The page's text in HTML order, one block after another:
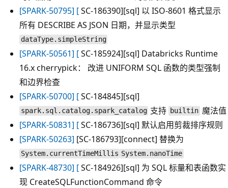
[SPARK-50795] [SC-186390][sql] 以 ISO-8601 格式显示
所有 DESCRIBE AS JSON 日期，并显示类型
dataType.simpleString
[SPARK-50561] [SC-185924][sql] Databricks Runtime
16.x cherrypick： 改进 UNIFORM SQL 函数的类型强制
和边界检查
[SPARK-50700] [SC-184845][sql]
spark.sql.catalog.spark_catalog 支持 builtin 魔法值
[SPARK-50831] [SC-186736][sql] 默认启用剪裁排序规则
[SPARK-50263] [SC-186793][connect] 替换为
System.currentTimeMillis System.nanoTime
[SPARK-48730] [SC-184926][sql] 为 SQL 标量和表函数实
现 CreateSQLFunctionCommand 命令